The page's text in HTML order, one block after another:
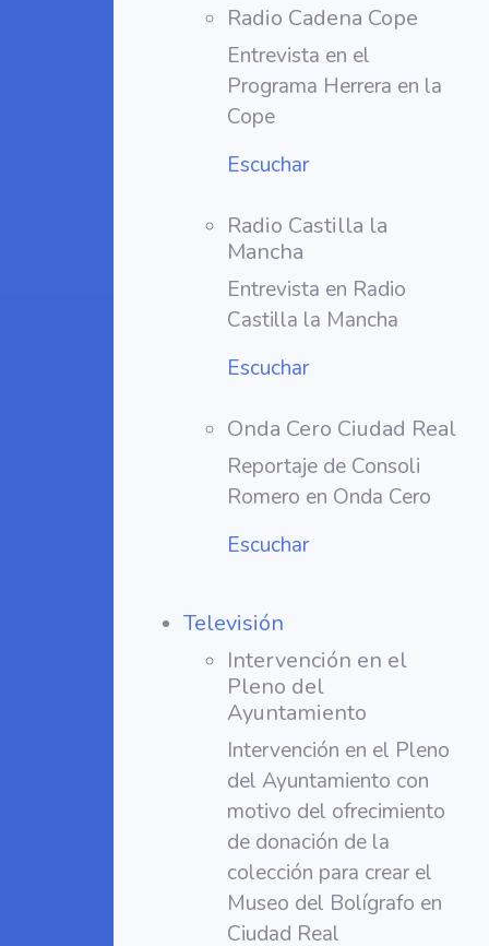
Radio Cadena Cope
Entrevista en el
Programa Herrera en la
Cope
Escuchar
Radio Castilla la
Mancha
Entrevista en Radio
Castilla la Mancha
Escuchar
Onda Cero Ciudad Real
Reportaje de Consoli
Romero en Onda Cero
Escuchar
Televisión
Intervención en el
Pleno del
Ayuntamiento
Intervención en el Pleno
del Ayuntamiento con
motivo del ofrecimiento
de donación de la
colección para crear el
Museo del Bolígrafo en
Ciudad Real